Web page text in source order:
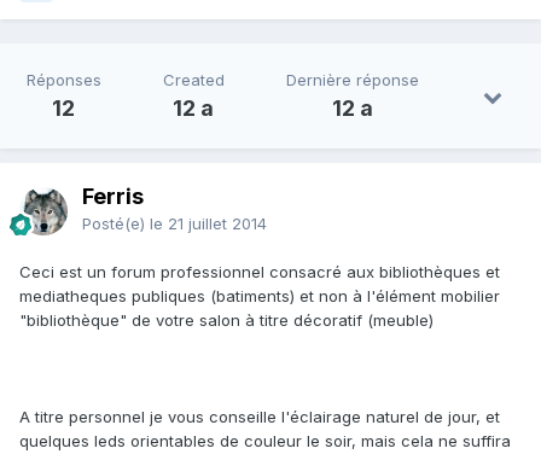
Réponses
12
Created
12 a
Dernière réponse
12 a
Ferris
Posté(e) le 21 juillet 2014
Ceci est un forum professionnel consacré aux bibliothèques et
mediatheques publiques (batiments) et non à l'élément mobilier
"bibliothèque" de votre salon à titre décoratif (meuble)
A titre personnel je vous conseille l'éclairage naturel de jour, et
quelques leds orientables de couleur le soir, mais cela ne suffira